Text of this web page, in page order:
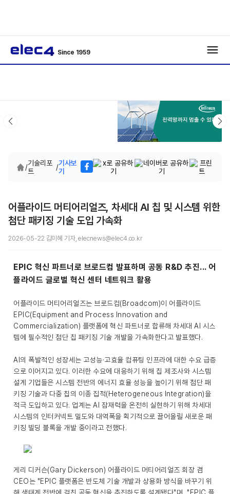
Since 1959
/기술리포
트
/기사보
기
어플라이드 머티어리얼즈, 차세대 AI 칩 및 시스템 위한
첨단 패키징 기술 도입 가속화
2026-05-22 김미혜 기자, elecnews@elec4.co.kr
EPIC 혁신 파트너로 브로드컴 발표하며 공동 R&D 추진... 어
플라이드 글로벌 혁신 센터 네트워크 활용
어플라이드 머티어리얼즈는 브로드컴(Broadcom)이 어플라이드
EPIC(Equipment and Process Innovation and
Commercialization) 플랫폼에 혁신 파트너로 합류해 차세대 AI 시스
템에 필수적인 첨단 칩 패키징 기술 개발을 가속화한다고 발표했다.
AI의 폭발적인 성장세는 고성능·고효율 컴퓨팅 인프라에 대한 수요 급증
으로 이어지고 있다. 이러한 수요에 대응하기 위해 칩 제조사와 시스템
설계 기업들은 시스템 전반의 에너지 효율 성능을 높이기 위해 첨단 패
키징 기술과 다중 칩의 이종 집적(Heterogeneous Integration)을
적극 도입하고 있다. 업계는 AI 잠재력을 온전히 실현하기 위해 차세대
시스템의 인터커넥트 밀도와 대역폭을 획기적으로 끌어올릴 새로운 패
키징 빌딩 블록을 개발 중이라고 전했다.
게리 디커슨(Gary Dickerson) 어플라이드 머티어리얼즈 회장 겸
CEO는 "EPIC 플랫폼은 반도체 기술 개발과 상용화 방식을 바꾸기 위